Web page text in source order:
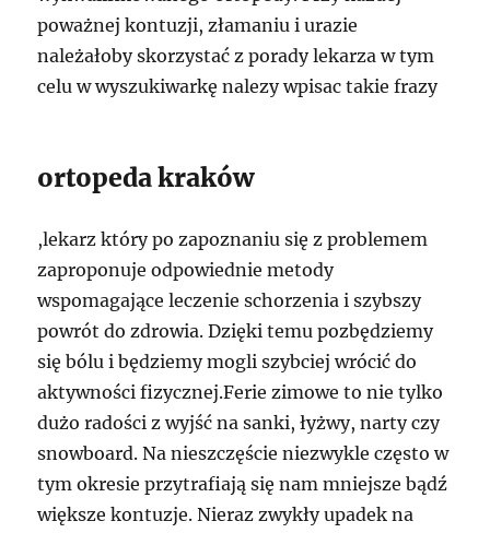
poważnej kontuzji, złamaniu i urazie
należałoby skorzystać z porady lekarza w tym
celu w wyszukiwarkę nalezy wpisac takie frazy
ortopeda kraków
,lekarz który po zapoznaniu się z problemem
zaproponuje odpowiednie metody
wspomagające leczenie schorzenia i szybszy
powrót do zdrowia. Dzięki temu pozbędziemy
się bólu i będziemy mogli szybciej wrócić do
aktywności fizycznej.Ferie zimowe to nie tylko
dużo radości z wyjść na sanki, łyżwy, narty czy
snowboard. Na nieszczęście niezwykle często w
tym okresie przytrafiają się nam mniejsze bądź
większe kontuzje. Nieraz zwykły upadek na